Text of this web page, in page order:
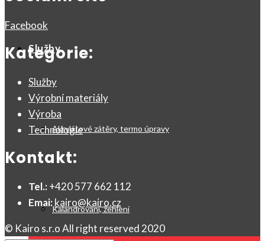
Služby
Akrylátové zátěry, termo úpravy
Kalandrování, žehlení
Facebook
Kategorie:
Služby
Výrobní materiály
Výroba
Technologie
Kontakt:
Tel.: +420 577 662 112
Emai: kairo@kairo.cz
© Kairo s.r.o All right reserved 2020